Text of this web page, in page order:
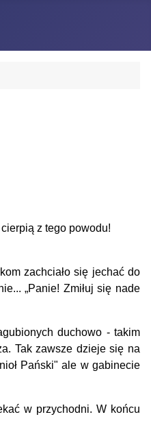
z tego powodu!
zachciało się jechać do
„Panie! Zmiłuj się nade
duchowo - takim
Tak zawsze dzieje się na
Pański" ale w gabinecie
w przychodni. W końcu